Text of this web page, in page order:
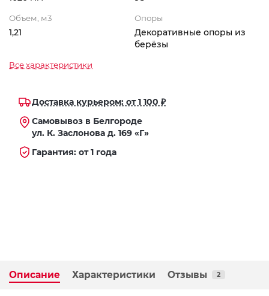
Объем, м3
1,21
Опоры
Декоративные опоры из
берёзы
Все характеристики
Доставка курьером: от 1 100 ₽
Самовывоз в Белгороде
ул. К. Заслонова д. 169 «Г»
Гарантия: от 1 года
Описание Характеристики Отзывы 2